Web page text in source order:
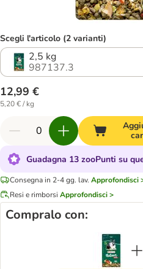
Scegli l'articolo (2 varianti)
2,5 kg
987137.3
12,99 €
5,20 € / kg
Guadagna 13 zooPunti su
Consegna in 2-4 gg. lav. Approfondisci
Resi e rimborsi Approfondisci >
Compralo con: